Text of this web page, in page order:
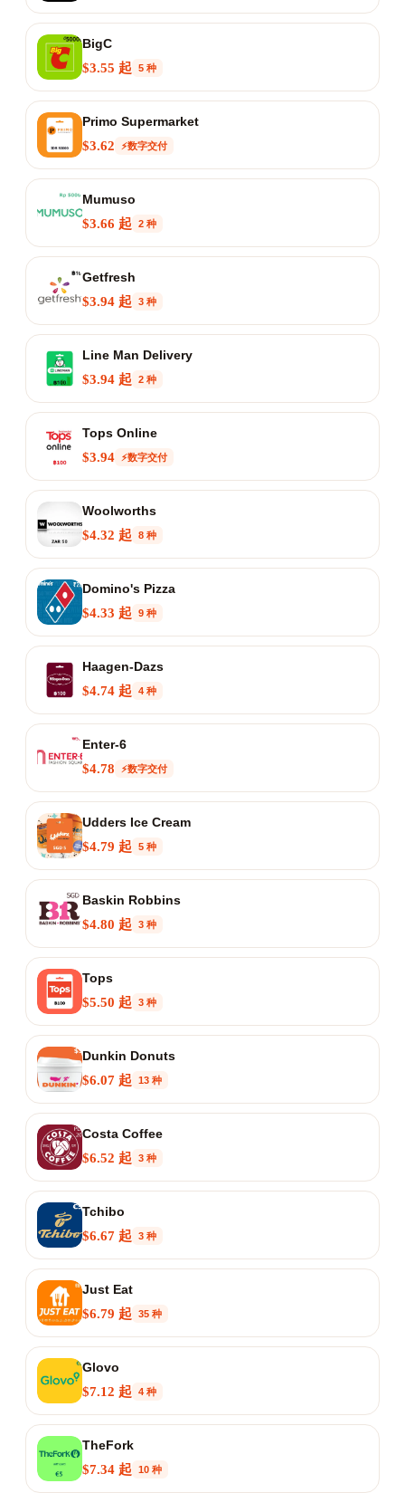
BigC
$3.55 起
5 种
Primo Supermarket
$3.62
⚡数字交付
Mumuso
$3.66 起
2 种
Getfresh
$3.94 起
3 种
Line Man Delivery
$3.94 起
2 种
Tops Online
$3.94
⚡数字交付
Woolworths
$4.32 起
8 种
Domino's Pizza
$4.33 起
9 种
Haagen-Dazs
$4.74 起
4 种
Enter-6
$4.78
⚡数字交付
Udders Ice Cream
$4.79 起
5 种
Baskin Robbins
$4.80 起
3 种
Tops
$5.50 起
3 种
Dunkin Donuts
$6.07 起
13 种
Costa Coffee
$6.52 起
3 种
Tchibo
$6.67 起
3 种
Just Eat
$6.79 起
35 种
Glovo
$7.12 起
4 种
TheFork
$7.34 起
10 种